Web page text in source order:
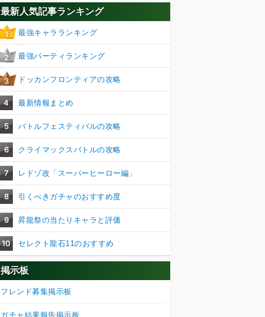
最新人気記事ランキング
1 最強キャラランキング
2 最強パーティランキング
3 ドッカンフロンティアの攻略
4 最新情報まとめ
5 バトルフェスティバルの攻略
6 クライマックスバトルの攻略
7 レドゾ改「スーパーヒーロー編」
8 引くべきガチャのおすすめ度
9 昇龍祭の当たりキャラと評価
10 セレクト龍石11のおすすめ
掲示板
フレンド募集掲示板
ガチャ結果報告掲示板